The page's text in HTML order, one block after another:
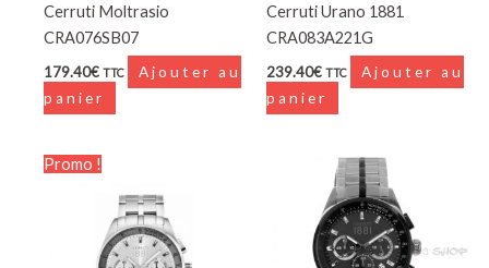
Cerruti Moltrasio
CRA076SB07
179.40€ TTC
Ajouter au
panier
Cerruti Urano 1881
CRA083A221G
239.40€ TTC
Ajouter au
panier
Promo !
initial
était :
289.00€.
actuel
est :
219.64€.